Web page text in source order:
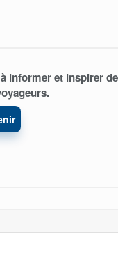
informer et inspirer